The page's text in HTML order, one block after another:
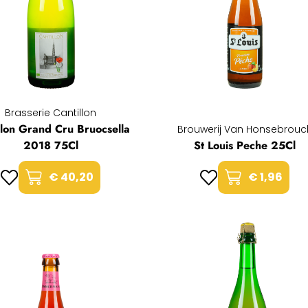
Brasserie Cantillon
Grand Cru Bruocsella
2018 75Cl
€ 40,20
Brouwerij Van
St Louis Peche 25Cl
€ 1,96